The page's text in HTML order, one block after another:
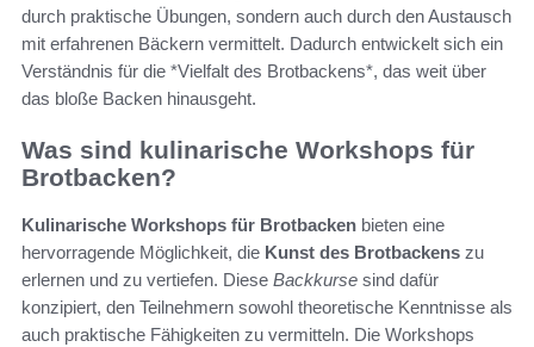
durch praktische Übungen, sondern auch durch den Austausch
mit erfahrenen Bäckern vermittelt. Dadurch entwickelt sich ein
Verständnis für die *Vielfalt des Brotbackens*, das weit über
das bloße Backen hinausgeht.
Was sind kulinarische Workshops für
Brotbacken?
Kulinarische Workshops für Brotbacken bieten eine
hervorragende Möglichkeit, die Kunst des Brotbackens zu
erlernen und zu vertiefen. Diese Backkurse sind dafür
konzipiert, den Teilnehmern sowohl theoretische Kenntnisse als
auch praktische Fähigkeiten zu vermitteln. Die Workshops